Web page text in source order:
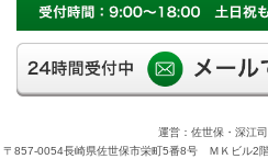
運営：佐世保・深江
〒857-0054長崎県佐世保市栄町5番8号 ＭＫビル2